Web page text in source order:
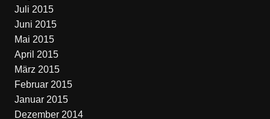
Juli 2015
Juni 2015
Mai 2015
April 2015
März 2015
Februar 2015
Januar 2015
Dezember 2014